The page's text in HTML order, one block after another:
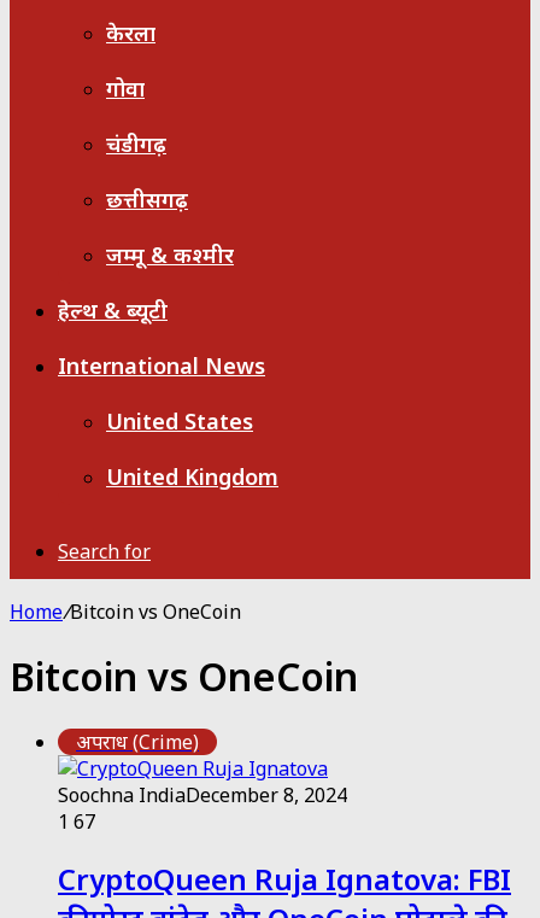
केरला
गोवा
चंडीगढ़
छत्तीसगढ़
जम्मू & कश्मीर
हेल्थ & ब्यूटी
International News
United States
United Kingdom
Search for
Home/Bitcoin vs OneCoin
Bitcoin vs OneCoin
अपराध (Crime)
Soochna IndiaDecember 8, 2024
1 67
CryptoQueen Ruja Ignatova: FBI